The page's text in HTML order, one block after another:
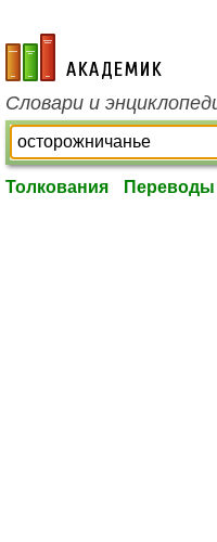
academic.ru
Словари и
Толкования Переводы